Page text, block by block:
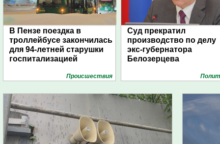
В Пензе поездка в
троллейбусе закончилась
для 94-летней старушки
госпитализацией
Проиcшествия
Суд прекратил
производство по делу
экс-губернатора
Белозерцева